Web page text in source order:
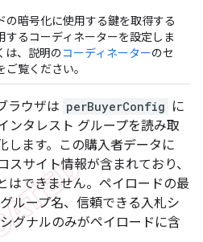
の暗号化に使用する鍵を取得する
するコーディネーターを設定しま
は、説明のコーディネーターのセ
ご覧ください。
ラウザは perBuyerConfig に
ンタレスト グループを読み取
します。この購入者データに
スサイト情報が含まれており、
はできません。ペイロードの最
ループ名、信頼できる入札シ
グナルのみがペイロードに含